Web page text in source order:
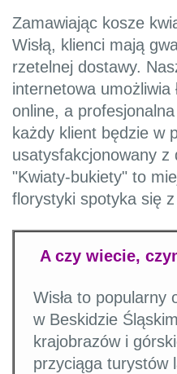
Zamawiając kosze
Wisłą, klienci mają
rzetelnej dostawy.
internetowa umożliwia
online, a
każdy klient będzie w
usatysfakcjonowany z
"Kwiaty-bukiety" to
florystyki spotyka się
A czy wiecie,
Wisła to popularny
w Beskidzie
krajobrazów i
przyciąga turystów